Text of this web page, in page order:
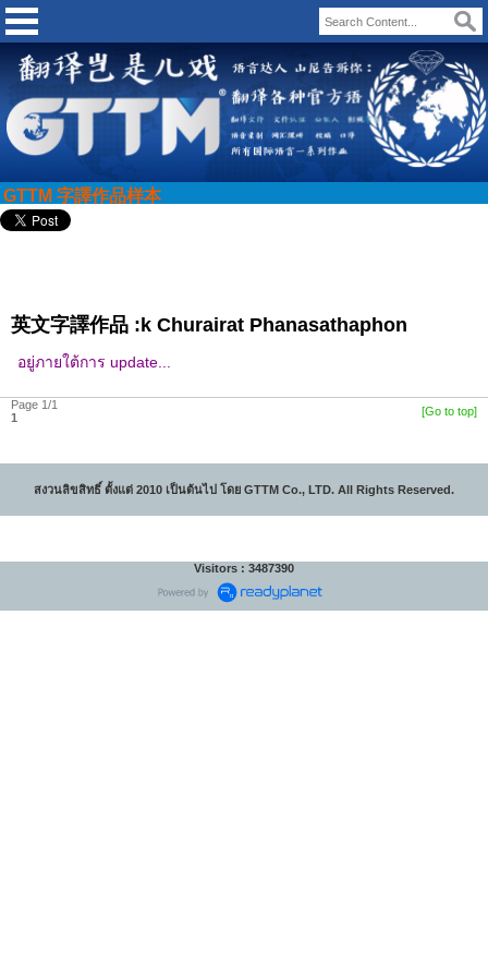
GTTM 字譯作品样本
英文字譯作品 :k Churairat Phanasathaphon
อยู่ภายใต้การ update...
Page 1/1
1
[Go to top]
สงวนลิขสิทธิ์ ตั้งแต่ 2010 เป็นต้นไป โดย GTTM Co., LTD. All Rights Reserved.
Visitors : 3487390